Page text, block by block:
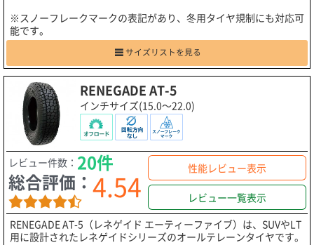
※スノーフレークマークの表記があり、冬用タイヤ規制にも対応可
能です。
サイズリストを見る
RENEGADE AT-5
インチサイズ(15.0～22.0)
レビュー件数： 20件
総合評価： 4.54 性能レビュー表示
レビュー一覧表示
RENEGADE AT-5（レネゲイド エーティーファイブ）は、SUVやLT
用に設計されたレネゲイドシリーズのオールテレーンタイヤです。